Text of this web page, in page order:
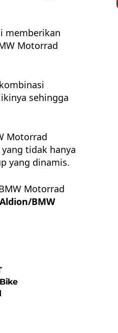
memberikan
Motorrad
sehingga
Motorrad
tidak hanya
yang dinamis.
Motorrad
BMW